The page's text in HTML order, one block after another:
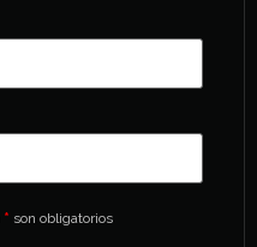
* son obligatorios